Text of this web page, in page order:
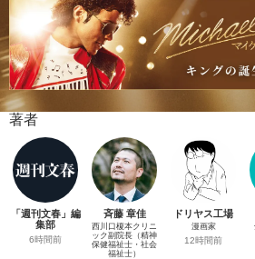
著者
「週刊文春」編
集部
6時間前
斉藤 章佳
西川口榎本クリニ
ック副院長（精神
保健福祉士・社会
福祉士）
ドリヤス工場
漫画家
12時間前